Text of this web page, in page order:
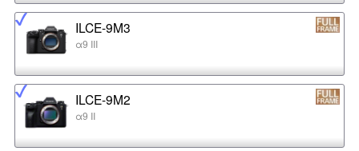
ILCE-9M3
α9 III
ILCE-9M2
α9 II